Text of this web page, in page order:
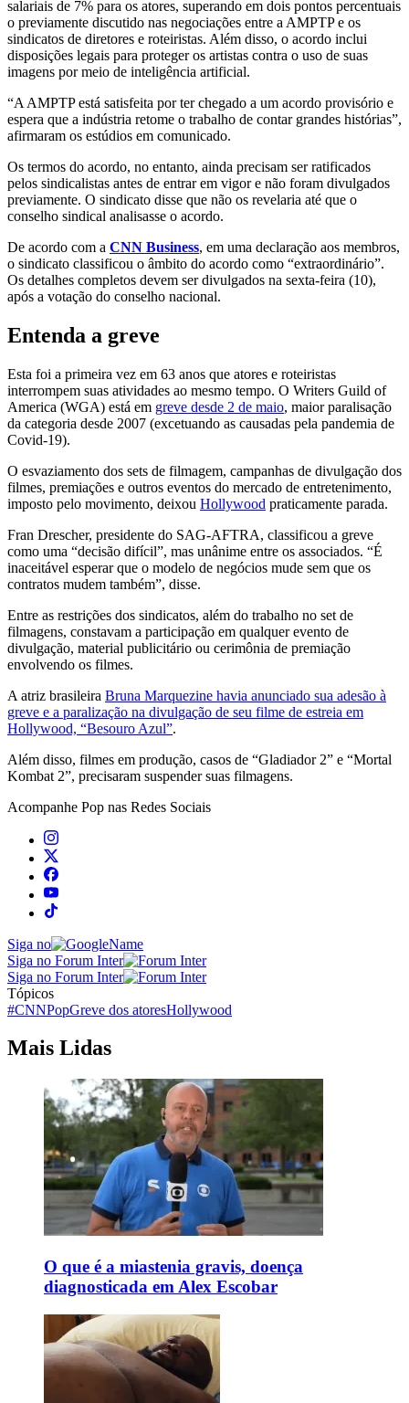
salariais de 7% para os atores, superando em dois pontos percentuais
o previamente discutido nas negociações entre a AMPTP e os
sindicatos de diretores e roteiristas. Além disso, o acordo inclui
disposições legais para proteger os artistas contra o uso de suas
imagens por meio de inteligência artificial.
“A AMPTP está satisfeita por ter chegado a um acordo provisório e
espera que a indústria retome o trabalho de contar grandes histórias”,
afirmaram os estúdios em comunicado.
Os termos do acordo, no entanto, ainda precisam ser ratificados
pelos sindicalistas antes de entrar em vigor e não foram divulgados
previamente. O sindicato disse que não os revelaria até que o
conselho sindical analisasse o acordo.
De acordo com a CNN Business, em uma declaração aos membros,
o sindicato classificou o âmbito do acordo como “extraordinário”.
Os detalhes completos devem ser divulgados na sexta-feira (10),
após a votação do conselho nacional.
Entenda a greve
Esta foi a primeira vez em 63 anos que atores e roteiristas
interrompem suas atividades ao mesmo tempo. O Writers Guild of
America (WGA) está em greve desde 2 de maio, maior paralisação
da categoria desde 2007 (excetuando as causadas pela pandemia de
Covid-19).
O esvaziamento dos sets de filmagem, campanhas de divulgação dos
filmes, premiações e outros eventos do mercado de entretenimento,
imposto pelo movimento, deixou Hollywood praticamente parada.
Fran Drescher, presidente do SAG-AFTRA, classificou a greve
como uma “decisão difícil”, mas unânime entre os associados. “É
inaceitável esperar que o modelo de negócios mude sem que os
contratos mudem também”, disse.
Entre as restrições dos sindicatos, além do trabalho no set de
filmagens, constavam a participação em qualquer evento de
divulgação, material publicitário ou cerimônia de premiação
envolvendo os filmes.
A atriz brasileira Bruna Marquezine havia anunciado sua adesão à
greve e a paralização na divulgação de seu filme de estreia em
Hollywood, “Besouro Azul”.
Além disso, filmes em produção, casos de “Gladiador 2” e “Mortal
Kombat 2”, precisaram suspender suas filmagens.
Acompanhe Pop nas Redes Sociais
Siga no
Siga no Forum Inter
Siga no Forum Inter
Tópicos
#CNNPopGreve dos atoresHollywood
Mais Lidas
O que é a miastenia gravis, doença
diagnosticada em Alex Escobar